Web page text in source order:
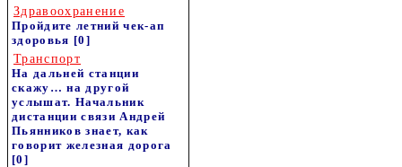
Здравоохранение
Пройдите летний чек-ап
здоровья [0]
Транспорт
На дальней станции
скажу… на другой
услышат. Начальник
дистанции связи Андрей
Пьянников знает, как
говорит железная дорога
[0]